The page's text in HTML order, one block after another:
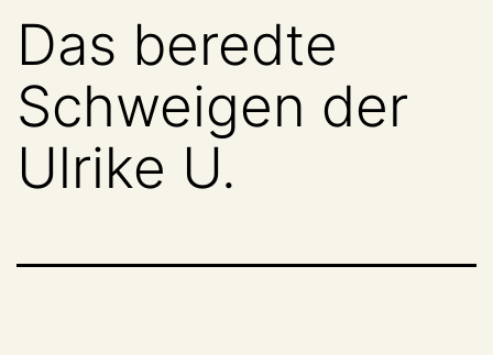
Das beredte
Schweigen der
Ulrike U.